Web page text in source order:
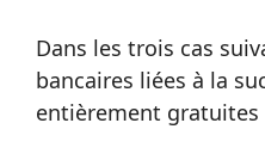
Dans les trois cas
bancaires liées à la
entièrement gratuites